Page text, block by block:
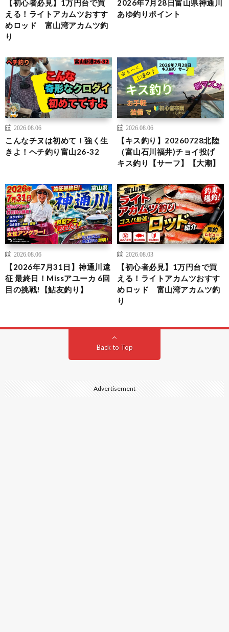
【初心者必見】1万円台で買
える！ライトアカムツおすす
めロッド 富山湾アカムツ釣
り
2026年7月28日富山県神通川
あゆ釣りポイント
2026.08.06
こんなチヌは初めて！強く生
きよ！ヘチ釣り富山26-32
2026.08.06
【キス釣り】20260728北陸
（富山石川福井)チョイ投げ
キス釣り【サーフ】【大潮】
2026.08.06
【2026年7月31日】神通川遠
征 最終日！Missアユーカ 6回
目の挑戦!【鮎友釣り】
2026.08.03
【初心者必見】1万円台で買
える！ライトアカムツおすす
めロッド 富山湾アカムツ釣
り
Back to Top
Advertisement